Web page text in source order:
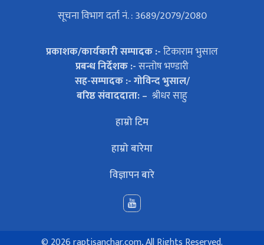
सूचना विभाग दर्ता नं. : 3689/2079/2080
प्रकाशक/कार्यकारी सम्पादक :-टिकाराम भुसाल
प्रबन्ध निर्देशक :-सन्तोष भण्डारी
सह-सम्पादक :- गोविन्द भुसाल/
बरिष्ठ संवाददाता: – श्रीधर साहु
हाम्रो टिम
हाम्रो बारेमा
विज्ञापन बारे